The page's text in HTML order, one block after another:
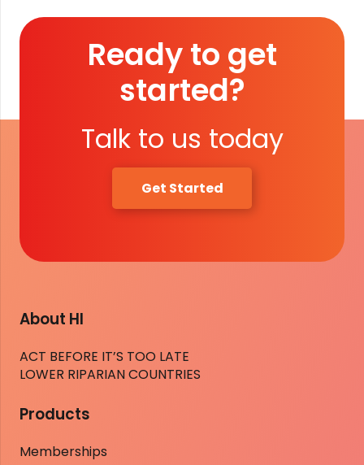
Ready to get
started?
Talk to us today
Get Started
About HI
ACT BEFORE IT’S TOO LATE
LOWER RIPARIAN COUNTRIES
Products
Memberships